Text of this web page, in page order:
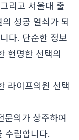
리고 서울대 출
성공 열쇠가 되
다. 단순한 정보
현명한 선택의
라이프의원 선택
문의가 상주하여
수립합니다.